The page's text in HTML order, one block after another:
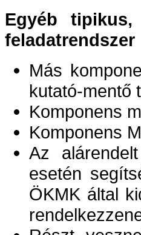
Egyéb
feladatrendszer
Más
kutató-mentő
Komponens
Komponens
Az
esetén
ÖKMK által